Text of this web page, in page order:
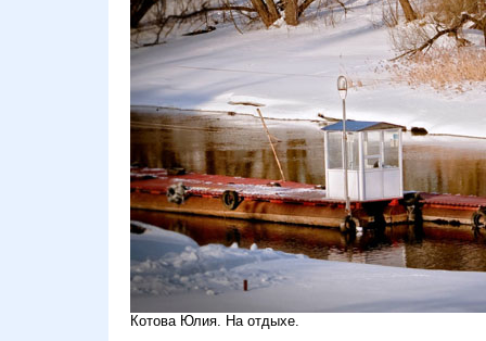
Котова Юлия. На отдыхе.